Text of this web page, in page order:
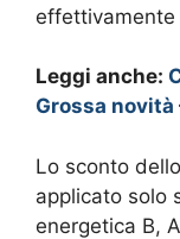
Leggi anche:
Grossa novità
Lo sconto
applicato solo
energetica B,